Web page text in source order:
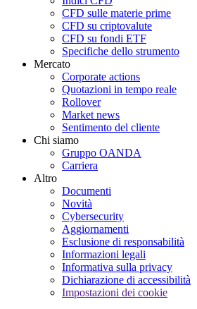
CFD sulle materie prime
CFD su criptovalute
CFD su fondi ETF
Specifiche dello strumento
Mercato
Corporate actions
Quotazioni in tempo reale
Rollover
Market news
Sentimento del cliente
Chi siamo
Gruppo OANDA
Carriera
Altro
Documenti
Novità
Cybersecurity
Aggiornamenti
Esclusione di responsabilità
Informazioni legali
Informativa sulla privacy
Dichiarazione di accessibilità
Impostazioni dei cookie